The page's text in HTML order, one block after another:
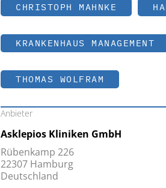
CHRISTOPH MAHNKE
KRANKENHAUS MANAGEMENT
THOMAS WOLFRAM
Anbieter
Asklepios Kliniken GmbH
Rübenkamp 226
22307 Hamburg
Deutschland